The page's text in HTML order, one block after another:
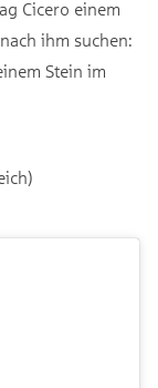
Cicero einem
ihm suchen:
Stein im